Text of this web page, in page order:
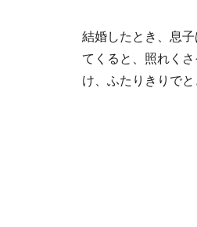
結婚したとき、息
てくると、照れく
け、ふたりきりで